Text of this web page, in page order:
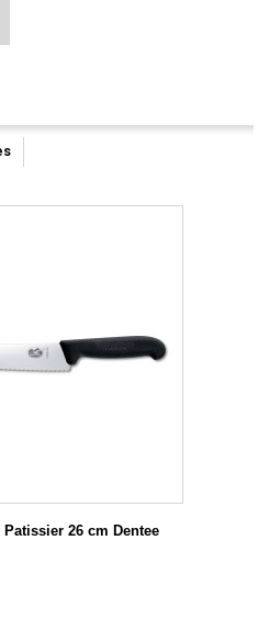
26 cm Dentee